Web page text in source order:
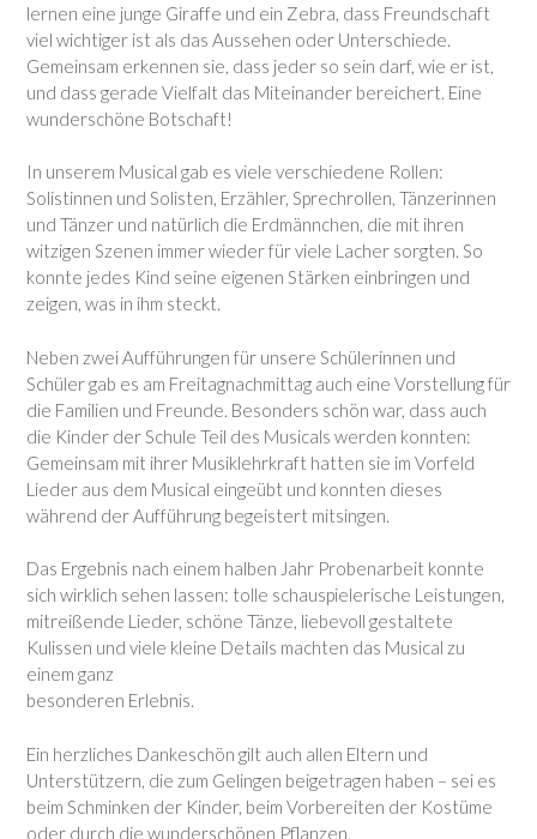
lernen eine junge Giraffe und ein Zebra, dass Freundschaft
viel wichtiger ist als das Aussehen oder Unterschiede.
Gemeinsam erkennen sie, dass jeder so sein darf, wie er ist,
und dass gerade Vielfalt das Miteinander bereichert. Eine
wunderschöne Botschaft!
In unserem Musical gab es viele verschiedene Rollen:
Solistinnen und Solisten, Erzähler, Sprechrollen, Tänzerinnen
und Tänzer und natürlich die Erdmännchen, die mit ihren
witzigen Szenen immer wieder für viele Lacher sorgten. So
konnte jedes Kind seine eigenen Stärken einbringen und
zeigen, was in ihm steckt.
Neben zwei Aufführungen für unsere Schülerinnen und
Schüler gab es am Freitagnachmittag auch eine Vorstellung für
die Familien und Freunde. Besonders schön war, dass auch
die Kinder der Schule Teil des Musicals werden konnten:
Gemeinsam mit ihrer Musiklehrkraft hatten sie im Vorfeld
Lieder aus dem Musical eingeübt und konnten dieses
während der Aufführung begeistert mitsingen.
Das Ergebnis nach einem halben Jahr Probenarbeit konnte
sich wirklich sehen lassen: tolle schauspielerische Leistungen,
mitreißende Lieder, schöne Tänze, liebevoll gestaltete
Kulissen und viele kleine Details machten das Musical zu
einem ganz
besonderen Erlebnis.
Ein herzliches Dankeschön gilt auch allen Eltern und
Unterstützern, die zum Gelingen beigetragen haben – sei es
beim Schminken der Kinder, beim Vorbereiten der Kostüme
oder durch die wunderschönen Pflanzen.